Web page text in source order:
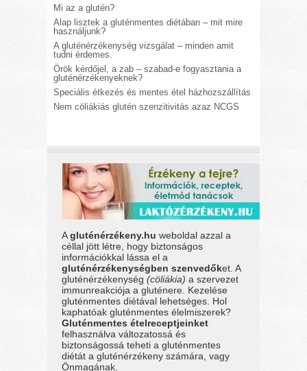
Mi az a glutén?
Alap lisztek a gluténmentes diétában – mit mire
használjunk?
A gluténérzékenység vizsgálat – minden amit
tudni érdemes.
Örök kérdőjel, a zab – szabad-e fogyasztania a
gluténérzékenyeknek?
Speciális étkezés és mentes étel házhozszállítás
Nem cöliákiás glutén szenzitivitás azaz NCGS
Agluténérzékeny.hu weboldal azzal a
céllal jött létre, hogy biztonságos
információkkal lássa el a
gluténérzékenységben szenvedőket. A
gluténérzékenység(cöliákia) a szervezet
immunreakciója a gluténere. Kezelése
gluténmentes diétával lehetséges. Hol
kaphatóak gluténmentes élelmiszerek?
Gluténmentes ételreceptjeinket
felhasználva változatossá és
biztonságossá teheti a gluténmentes
diétát a gluténérzékeny számára, vagy
Önmagának.